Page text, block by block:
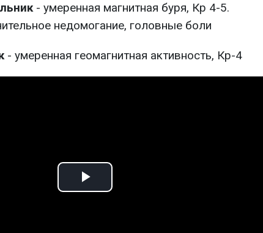
- умеренная магнитная буря, Кр 4-5.
недомогание, головные боли
- умеренная геомагнитная активность, Кр-4
Play